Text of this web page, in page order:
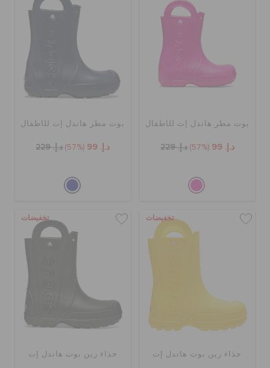
جيبيتز تشارمز
مميز
تسجيل الدخول / اشتراك
قائمة الامنيات
بوت مطر هاندل إت للأطفال
د.إ. 99 (57%) د.إ. 229
بوت مطر هاندل إت للأطفال
د.إ. 99 (57%) د.إ. 229
تخفيضات
حذاء رين بوت هاندل إت
تخفيضات
حذاء رين بوت هاندل إت